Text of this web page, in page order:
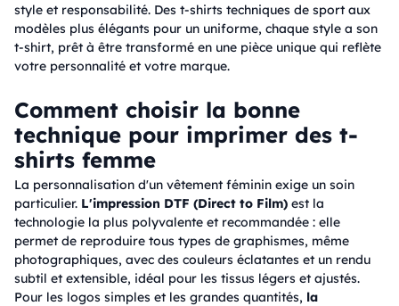
style et responsabilité. Des t-shirts techniques de sport aux
modèles plus élégants pour un uniforme, chaque style a son
t-shirt, prêt à être transformé en une pièce unique qui reflète
votre personnalité et votre marque.
Comment choisir la bonne
technique pour imprimer des t-
shirts femme
La personnalisation d'un vêtement féminin exige un soin
particulier. L'impression DTF (Direct to Film) est la
technologie la plus polyvalente et recommandée : elle
permet de reproduire tous types de graphismes, même
photographiques, avec des couleurs éclatantes et un rendu
subtil et extensible, idéal pour les tissus légers et ajustés.
Pour les logos simples et les grandes quantités, la